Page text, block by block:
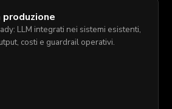
LLM integrati nei sistemi esistenti,
costi e guardrail operativi.